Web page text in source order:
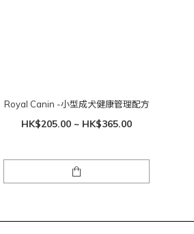
Royal Canin -小型成犬健康管理配方
HK$205.00 ~ HK$365.00